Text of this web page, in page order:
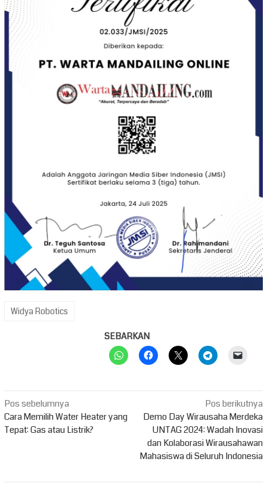
Widya Robotics
SEBARKAN
Navigasi
pos
Pos sebelumnya
Cara Memilih Water Heater yang
Tepat: Gas atau Listrik?
Pos berikutnya
Demo Day Wirausaha Merdeka
UNTAG 2024: Wadah Inovasi
dan Kolaborasi Wirausahawan
Mahasiswa di Seluruh Indonesia